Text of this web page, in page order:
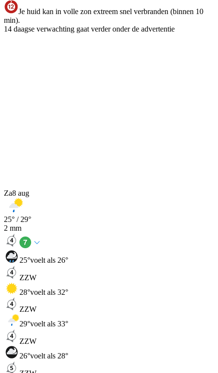
Je huid kan in volle zon extreem snel verbranden (binnen 10
min).
14 daagse verwachting gaat verder onder de advertentie
Za8 aug
25° / 29°
2 mm
25°voelt als 26°
ZZW
28°voelt als 32°
ZZW
29°voelt als 33°
ZZW
26°voelt als 28°